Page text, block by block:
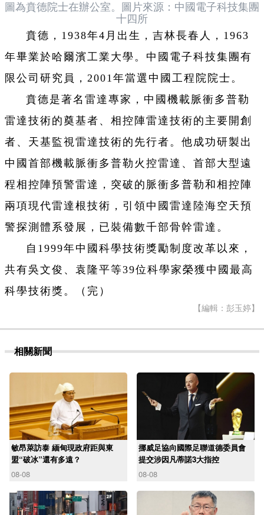
圖為賁德院士在辦公室。圖片來源：中國電子科技集團
十四所
賁德，1938年4月出生，吉林長春人，1963
年畢業於哈爾濱工業大學。中國電子科技集團有
限公司研究員，2001年當選中國工程院院士。
賁德是著名雷達專家，中國機載脈衝多普勒
雷達技術的奠基者、相控陣雷達技術的主要開創
者、天基監視雷達技術的先行者。他成功研製出
中國首部機載脈衝多普勒火控雷達、首部大型遠
程相控陣預警雷達，突破的脈衝多普勒和相控陣
兩項現代雷達根技術，引領中國雷達陸海空天預
警探測體系發展，已裝備數千部骨幹雷達。
自1999年中國科學技術獎勵制度改革以來，
共有吳文俊、袁隆平等39位科學家榮獲中國最高
科學技術獎。（完）
【編輯：彭玉婷】
相關新聞
敏昂萊訪泰 緬甸現政府距與東
盟“破冰”還有多遠？
08-08
挪威足協向國際足聯道德委員會
提交涉因凡蒂諾3大指控
08-08